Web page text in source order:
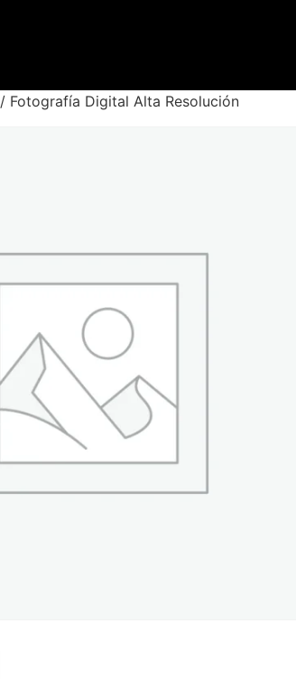
/ Fotografía Digital Alta Resolución